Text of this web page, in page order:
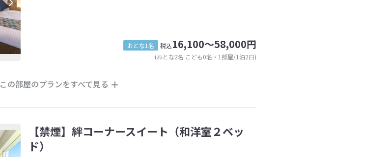
おとな1名 税込16,100～58,000円
(おとな2名 こども0名・1部屋/1泊2日)
この部屋のプランをすべて見る
【禁煙】絆コーナースイート（和洋室２ベッ
ド）